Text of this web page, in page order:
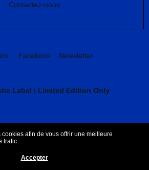
Contactez-nous
Facebook Newsletter
Label | Limited Edition Only
Mentions légales
afin de vous offrir une meilleure
trafic.
Accepter